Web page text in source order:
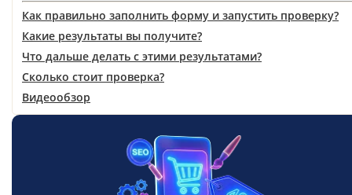
Как правильно заполнить форму и запустить проверку?
Какие результаты вы получите?
Что дальше делать с этими результатами?
Сколько стоит проверка?
Видеообзор